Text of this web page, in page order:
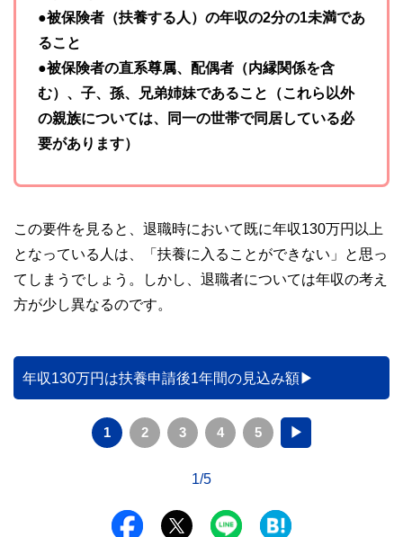
●被保険者（扶養する人）の年収の2分の1未満であ
ること
●被保険者の直系尊属、配偶者（内縁関係を含
む）、子、孫、兄弟姉妹であること（これら以外
の親族については、同一の世帯で同居している必
要があります）
この要件を見ると、退職時において既に年収130万円以上
となっている人は、「扶養に入ることができない」と思っ
てしまうでしょう。しかし、退職者については年収の考え
方が少し異なるのです。
年収130万円は扶養申請後1年間の見込み額
1 2 3 4 5 ▶
1/5